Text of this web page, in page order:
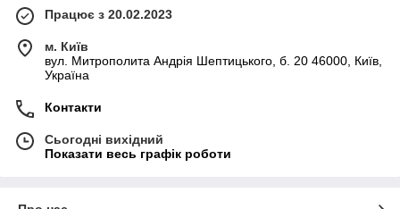
Працює з 20.02.2023
м. Київ
вул. Митрополита Андрія Шептицького, б. 20 46000, Київ,
Україна
Контакти
Сьогодні вихідний
Показати весь графік роботи